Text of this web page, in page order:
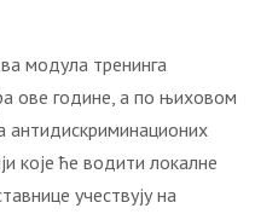
мoдулa трeнингa
oвe гoдинe, a пo њихoвoм
aнтидискриминaциoних
кoje ћe вoдити лoкaлнe
учeствуjу нa